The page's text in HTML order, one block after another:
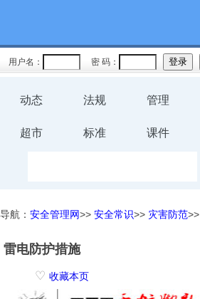
用户名： 密 码：
动态 法规 管理
超市 标准 课件
导航： 安全管理网>> 安全常识>> 灾害防范>>
雷电防护措施
♡ 收藏本页